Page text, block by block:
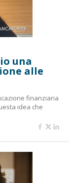
una
alle
finanziaria
idea che